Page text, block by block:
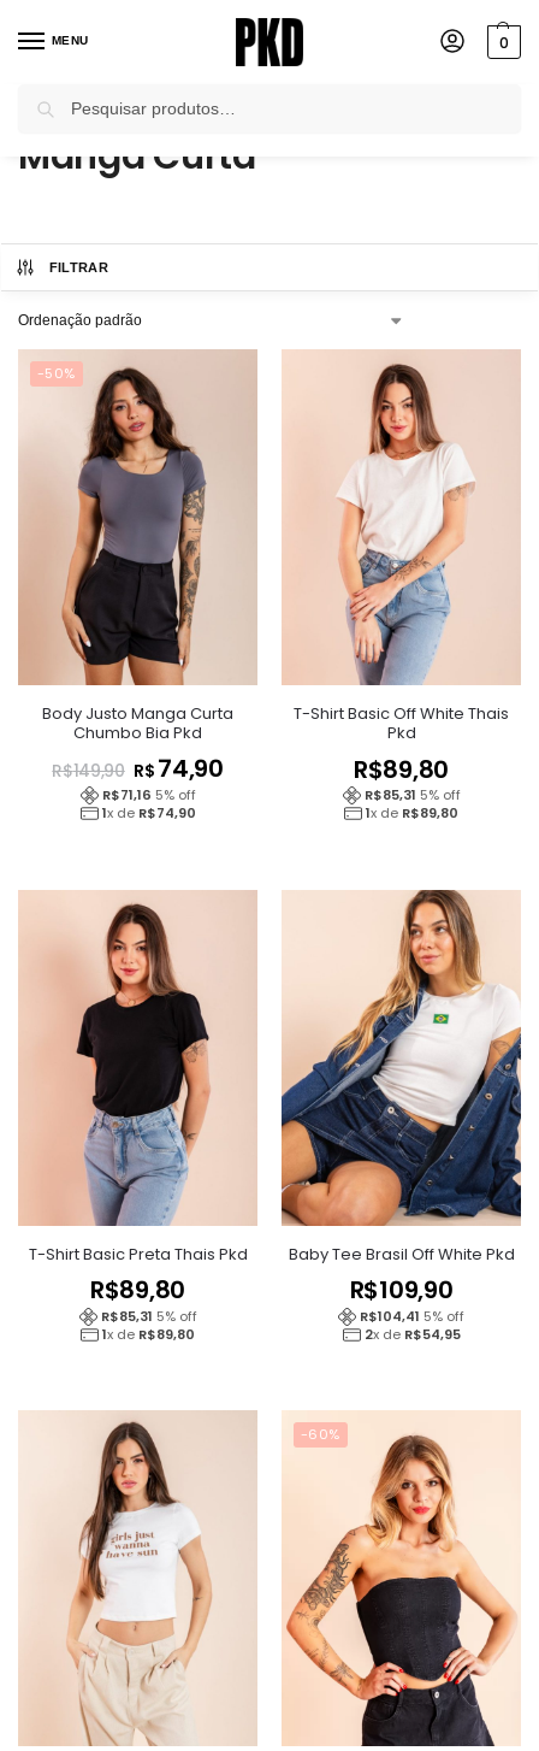
MENU 0
Início / Blusas e Bodies / Manga Curta
Manga Curta
FILTRAR
-50%
Body Justo Manga Curta
Chumbo Bia Pkd
R$149,90 R$ 74,90
R$71,16 5% off
1x de R$74,90
T-Shirt Basic Off White Thais
Pkd
R$89,80
R$85,31 5% off
1x de R$89,80
T-Shirt Basic Preta Thais Pkd
R$89,80
R$85,31 5% off
1x de R$89,80
Baby Tee Brasil Off White Pkd
R$109,90
R$104,41 5% off
2x de R$54,95
-60%